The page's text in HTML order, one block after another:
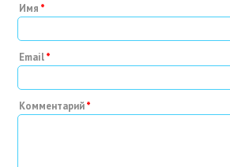
Имя
Email
Комментарий